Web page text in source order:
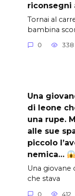
riconsegni
Tornai al
bambina
0 338
Una
di leone
una rupe.
alle sue
piccolo
nemica…
Una giovane
che stava
0 412